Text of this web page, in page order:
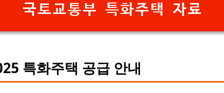
국토교통부 특화주택 자료
특화주택 공급 안내